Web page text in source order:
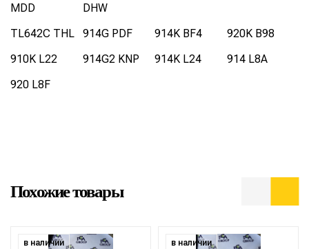
MDD
DHW
TL642C THL 914G PDF 914K BF4
920K B98
910K L22
914G2 KNP 914K L24
914 L8A
920 L8F
Похожие товары
в наличии в наличии